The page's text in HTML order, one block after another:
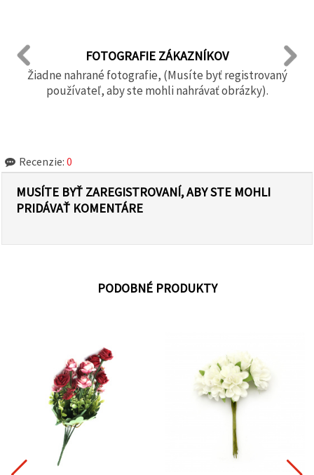
FOTOGRAFIE ZÁKAZNÍKOV
Žiadne nahrané fotografie, (Musíte byť registrovaný
používateľ, aby ste mohli nahrávať obrázky).
Recenzie: 0
MUSÍTE BYŤ ZAREGISTROVANÍ, ABY STE MOHLI
PRIDÁVAŤ KOMENTÁRE
PODOBNÉ PRODUKTY